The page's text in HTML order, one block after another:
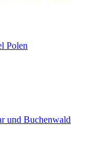
Polen
und Buchenwald